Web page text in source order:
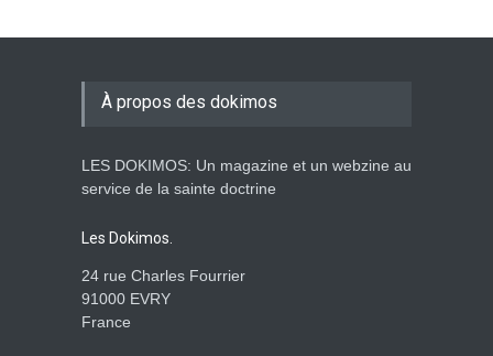
De l'Eden au déluge
Avant la fondation du
À propos des dokimos
LES DOKIMOS: Un magazine et un webzine au
service de la sainte doctrine
Les Dokimos.
24 rue Charles Fourrier
91000 EVRY
France